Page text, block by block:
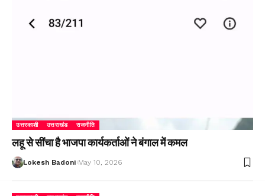
उत्तरकाशी उत्तराखंड राजनीति
लहू से सींचा है भाजपा कार्यकर्ताओं ने बंगाल में कमल
Lokesh Badoni May 10, 2026